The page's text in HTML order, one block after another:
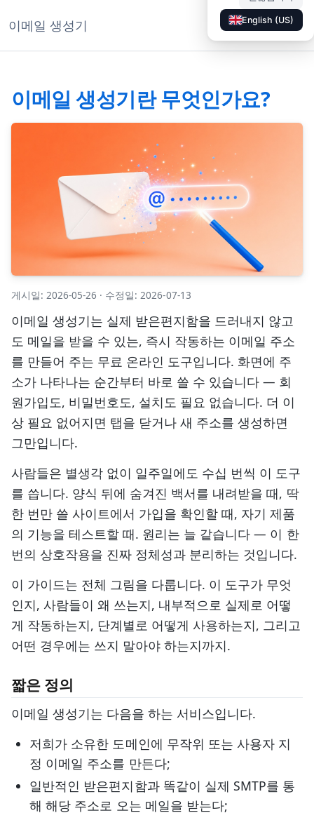
이메일 생성기 문서 ◐ KO
English (US)
이메일 생성기란 무엇인가요?
게시일: 2026-05-26 · 수정일: 2026-07-13
이메일 생성기는 실제 받은편지함을 드러내지 않고
도 메일을 받을 수 있는, 즉시 작동하는 이메일 주소
를 만들어 주는 무료 온라인 도구입니다. 화면에 주
소가 나타나는 순간부터 바로 쓸 수 있습니다 — 회
원가입도, 비밀번호도, 설치도 필요 없습니다. 더 이
상 필요 없어지면 탭을 닫거나 새 주소를 생성하면
그만입니다.
사람들은 별생각 없이 일주일에도 수십 번씩 이 도구
를 씁니다. 양식 뒤에 숨겨진 백서를 내려받을 때, 딱
한 번만 쓸 사이트에서 가입을 확인할 때, 자기 제품
의 기능을 테스트할 때. 원리는 늘 같습니다 — 이 한
번의 상호작용을 진짜 정체성과 분리하는 것입니다.
이 가이드는 전체 그림을 다룹니다. 이 도구가 무엇
인지, 사람들이 왜 쓰는지, 내부적으로 실제로 어떻
게 작동하는지, 단계별로 어떻게 사용하는지, 그리고
어떤 경우에는 쓰지 말아야 하는지까지.
짧은 정의
이메일 생성기는 다음을 하는 서비스입니다.
저희가 소유한 도메인에 무작위 또는 사용자 지
정 이메일 주소를 만든다;
일반적인 받은편지함과 똑같이 실제 SMTP를 통
해 해당 주소로 오는 메일을 받는다;